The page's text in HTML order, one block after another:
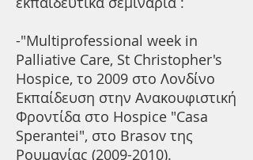
-"Multiprofessional week in
Palliative Care, St Christopher's
Hospice, το 2009 στο Λονδίνο
Εκπαίδευση στην Ανακουφιστική
Φροντίδα στο Hospice "Casa
Sperantei", στο Brasov της
Ρουμανίας (2009-2010).